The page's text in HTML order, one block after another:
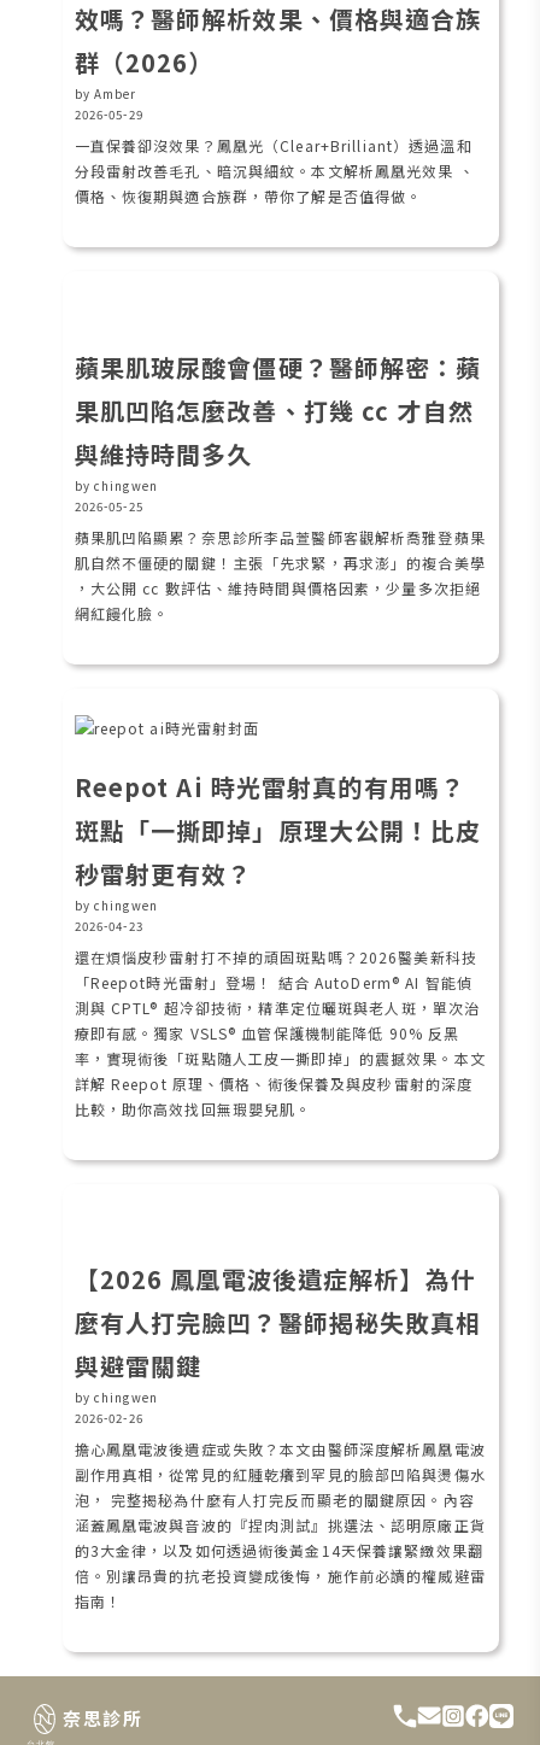
效嗎？醫師解析效果、價格與適合族
群（2026）
by Amber
2026-05-29
一直保養卻沒效果？鳳凰光（Clear+Brilliant）透過溫和
分段雷射改善毛孔、暗沉與細紋。本文解析鳳凰光效果 、
價格、恢復期與適合族群，帶你了解是否值得做。
蘋果肌玻尿酸會僵硬？醫師解密：蘋
果肌凹陷怎麼改善、打幾 cc 才自然
與維持時間多久
by chingwen
2026-05-25
蘋果肌凹陷顯累？奈思診所李品萱醫師客觀解析喬雅登蘋果
肌自然不僵硬的關鍵！主張「先求緊，再求澎」的複合美學
，大公開 cc 數評估、維持時間與價格因素，少量多次拒絕
網紅饅化臉。
Reepot Ai 時光雷射真的有用嗎？
斑點「一撕即掉」原理大公開！比皮
秒雷射更有效？
by chingwen
2026-04-23
還在煩惱皮秒雷射打不掉的頑固斑點嗎？2026醫美新科技
「Reepot時光雷射」登場！ 結合 AutoDerm® AI 智能偵
測與 CPTL® 超冷卻技術，精準定位曬斑與老人斑，單次治
療即有感。獨家 VSLS® 血管保護機制能降低 90% 反黑
率，實現術後「斑點隨人工皮一撕即掉」的震撼效果。本文
詳解 Reepot 原理、價格、術後保養及與皮秒雷射的深度
比較，助你高效找回無瑕嬰兒肌。
【2026 鳳凰電波後遺症解析】為什
麼有人打完臉凹？醫師揭秘失敗真相
與避雷關鍵
by chingwen
2026-02-26
擔心鳳凰電波後遺症或失敗？本文由醫師深度解析鳳凰電波
副作用真相，從常見的紅腫乾癢到罕見的臉部凹陷與燙傷水
泡， 完整揭秘為什麼有人打完反而顯老的關鍵原因。內容
涵蓋鳳凰電波與音波的『捏肉測試』挑選法、認明原廠正貨
的3大金律，以及如何透過術後黃金14天保養讓緊緻效果翻
倍。別讓昂貴的抗老投資變成後悔，施作前必讀的權威避雷
指南！
奈思診所